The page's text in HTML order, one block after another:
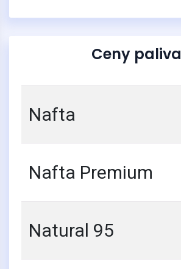
Ceny paliva
Nafta
Nafta Premium
Natural 95